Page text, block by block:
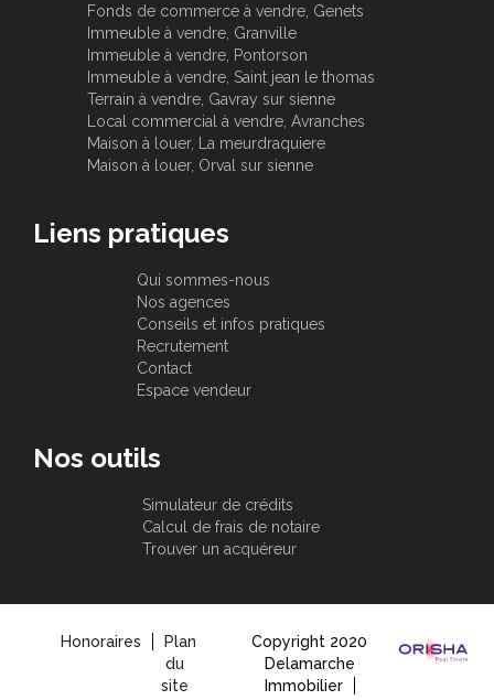
Fonds de commerce à vendre, Genets
Immeuble à vendre, Granville
Immeuble à vendre, Pontorson
Immeuble à vendre, Saint jean le thomas
Terrain à vendre, Gavray sur sienne
Local commercial à vendre, Avranches
Maison à louer, La meurdraquiere
Maison à louer, Orval sur sienne
Liens pratiques
Qui sommes-nous
Nos agences
Conseils et infos pratiques
Recrutement
Contact
Espace vendeur
Nos outils
Simulateur de crédits
Calcul de frais de notaire
Trouver un acquéreur
Honoraires
Plan
du
site
Copyright 2020
Delamarche
Immobilier